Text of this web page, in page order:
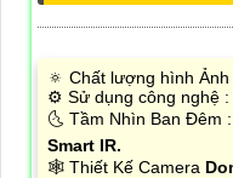
🔅 Chất lượng hình Ảnh
⚙ Sử dụng công nghệ :
🌜 Tầm Nhìn Ban Đêm :
Smart IR.
🕸️ Thiết Kế Camera